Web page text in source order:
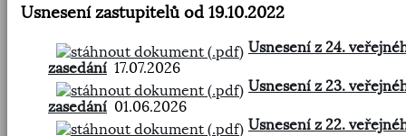
Usnesení zastupitelů od 19.10.2022
Usnesení z 24.
zasedání 17.07.2026
Usnesení z 23.
zasedání 01.06.2026
Usnesení z 22.